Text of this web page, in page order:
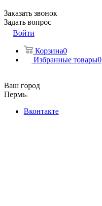
Заказать звонок
Задать вопрос
Войти
Корзина0
Избранные товары0
Ваш город
Пермь
Вконтакте